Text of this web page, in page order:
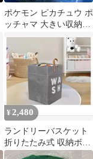
ポケモン ピカチュウ ポ
ッチャマ 大きい収納バ
スケット ランドリーボ
ックス
¥ 2,480
ランドリーバスケット
折りたたみ式 収納ボッ
クス グレー